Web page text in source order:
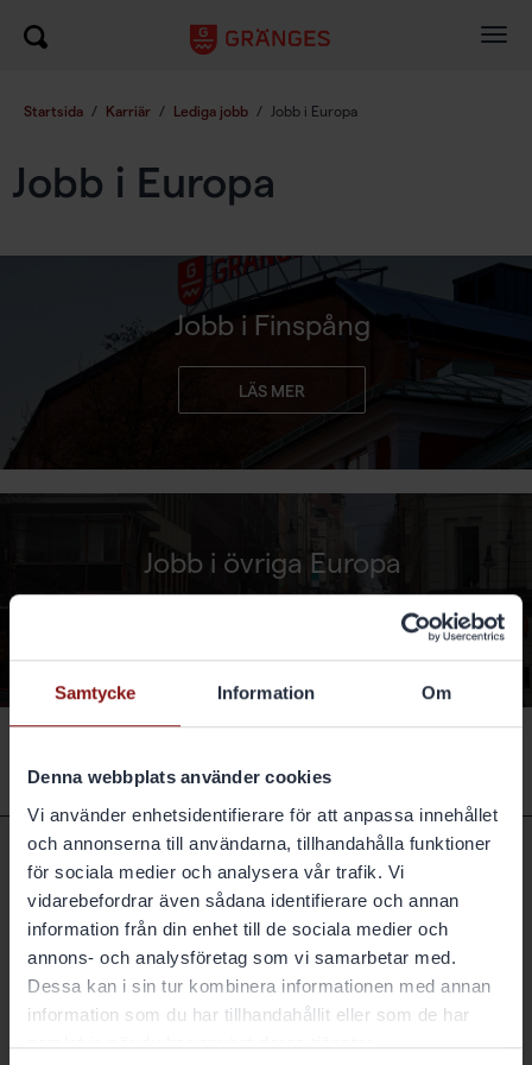
Samtycke Information Om
Denna webbplats använder cookies
Vi använder enhetsidentifierare för att anpassa innehållet
och annonserna till användarna, tillhandahålla funktioner
för sociala medier och analysera vår trafik. Vi
vidarebefordrar även sådana identifierare och annan
information från din enhet till de sociala medier och
annons- och analysföretag som vi samarbetar med.
Dessa kan i sin tur kombinera informationen med annan
information som du har tillhandahållit eller som de har
samlat in när du har använt deras tjänster.
Startsida / Karriär / Lediga jobb / Jobb i Europa
Jobb i Europa
Jobb i Finspång
LÄS MER
Jobb i övriga Europa
Hitta direkt
Marknader och produkter
Hållbarhet
Nyhetsrum